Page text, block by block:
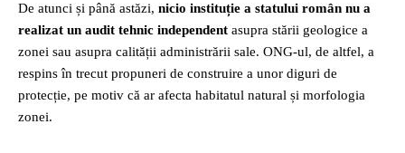
De atunci și până astăzi, nicio instituție a statului român nu a
realizat un audit tehnic independent asupra stării geologice a
zonei sau asupra calității administrării sale. ONG-ul, de altfel, a
respins în trecut propuneri de construire a unor diguri de
protecție, pe motiv că ar afecta habitatul natural și morfologia
zonei.